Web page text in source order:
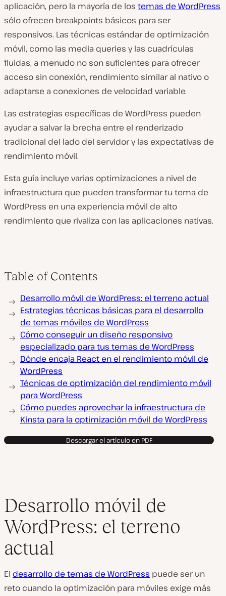
aplicación, pero la mayoría de los temas de WordPress
sólo ofrecen breakpoints básicos para ser
responsivos. Las técnicas estándar de optimización
móvil, como las media queries y las cuadrículas
fluidas, a menudo no son suficientes para ofrecer
acceso sin conexión, rendimiento similar al nativo o
adaptarse a conexiones de velocidad variable.
Las estrategias específicas de WordPress pueden
ayudar a salvar la brecha entre el renderizado
tradicional del lado del servidor y las expectativas de
rendimiento móvil.
Esta guía incluye varias optimizaciones a nivel de
infraestructura que pueden transformar tu tema de
WordPress en una experiencia móvil de alto
rendimiento que rivaliza con las aplicaciones nativas.
Table of Contents
Desarrollo móvil de WordPress: el terreno actual
Estrategias técnicas básicas para el desarrollo
de temas móviles de WordPress
Cómo conseguir un diseño responsivo
especializado para tus temas de WordPress
Dónde encaja React en el rendimiento móvil de
WordPress
Técnicas de optimización del rendimiento móvil
para WordPress
Cómo puedes aprovechar la infraestructura de
Kinsta para la optimización móvil de WordPress
Descargar el artículo en PDF
Desarrollo móvil de
WordPress: el terreno
actual
El desarrollo de temas de WordPress puede ser un
reto cuando la optimización para móviles exige más